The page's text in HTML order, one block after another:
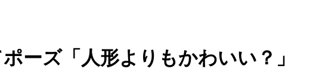
ーズ「人形よりもかわいい？」